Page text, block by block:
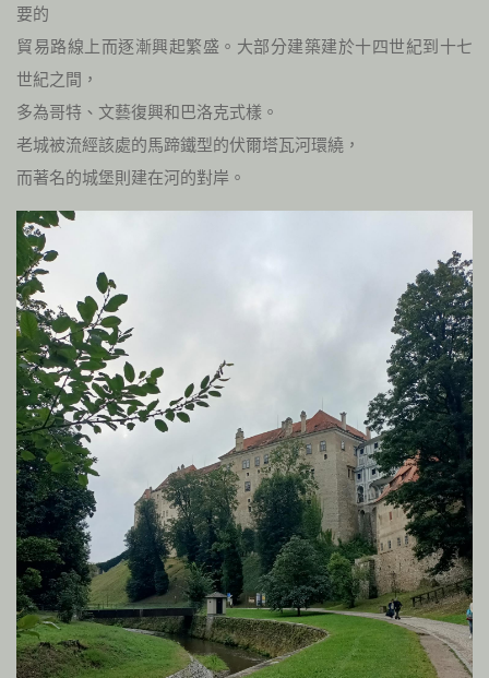
要的
貿易路線上而逐漸興起繁盛。大部分建築建於十四世紀到十七
世紀之間，
多為哥特、文藝復興和巴洛克式樣。
老城被流經該處的馬蹄鐵型的伏爾塔瓦河環繞，
而著名的城堡則建在河的對岸。